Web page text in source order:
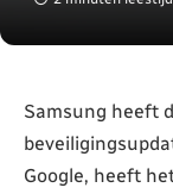
Samsung heeft
Google, heeft